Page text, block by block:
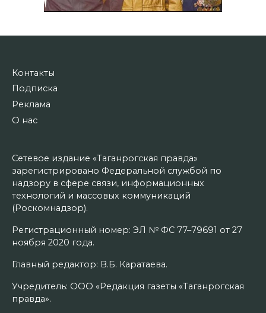
Контакты
Подписка
Реклама
О нас
Сетевое издание «Таганрогская правда»
зарегистрировано Федеральной службой по
надзору в сфере связи, информационных
технологий и массовых коммуникаций
(Роскомнадзор).
Регистрационный номер: ЭЛ № ФС 77–79691 от 27
ноября 2020 года.
Главный редактор: В.Б. Каратаева.
Учредитель: ООО «Редакция газеты «Таганрогская
правда».